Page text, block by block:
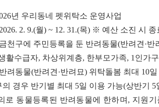
년 우리동네 펫위탁소 운영사업
2. 9.(월) ~ 12. 31.(목) ※ 예산 소진 시 종
금천구에 주민등록을 둔 반려동물(반려견 ·반
수급자, 차상위계층, 한부모가족, 1 인가
반려동물(반려견 ·반려묘) 위탁돌봄 최대 10일
의 경우 반기별 최대 5일 이용 가능(상반기 5
로 동물등록된 반려동물에 한하며 , 지원